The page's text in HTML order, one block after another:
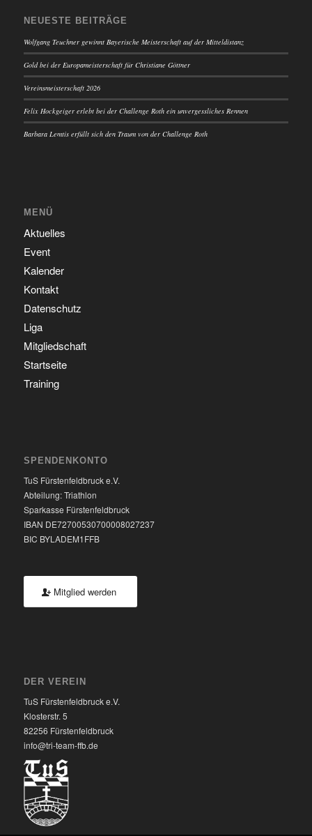
NEUESTE BEITRÄGE
Wolfgang Teuchner gewinnt Bayerische Meisterschaft auf der Mitteldistanz
Gold bei der Europameisterschaft für Christiane Göttner
Vereinsmeisterschaft 2026
Felix Hockgeiger erlebt bei der Challenge Roth ein unvergessliches Rennen
Barbara Lemtis erfüllt sich den Traum von der Challenge Roth
MENÜ
Aktuelles
Event
Kalender
Kontakt
Datenschutz
Liga
Mitgliedschaft
Startseite
Training
SPENDENKONTO
TuS Fürstenfeldbruck e.V.
Abteilung: Triathlon
Sparkasse Fürstenfeldbruck
IBAN DE72700530700008027237
BIC BYLADEM1FFB
Mitglied werden
DER VEREIN
TuS Fürstenfeldbruck e.V.
Klosterstr. 5
82256 Fürstenfeldbruck
info@tri-team-ffb.de